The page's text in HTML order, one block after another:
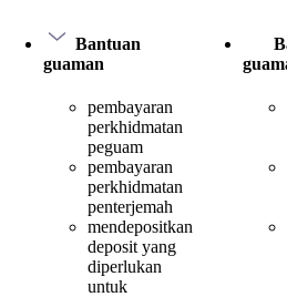
Bantuan
guaman
pembayaran
perkhidmatan
peguam
pembayaran
perkhidmatan
penterjemah
mendepositkan
deposit yang
diperlukan
untuk